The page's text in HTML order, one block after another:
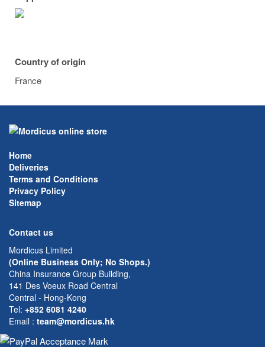
Country of origin
France
Home
Deliveries
Terms and Conditions
Privacy Policy
Sitemap
Contact us
Mordicus Limited
(Online Business Only; No Shops.)
China Insurance Group Building,
141 Des Voeux Road Central
Central - Hong-Kong
Tel: +852 6081 4240
Email : team@mordicus.hk